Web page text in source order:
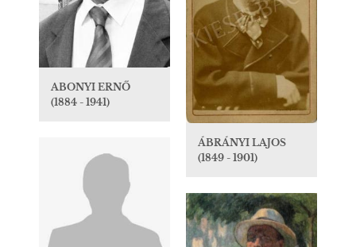
ABONYI ERNŐ
(1884 - 1941)
ÁBRÁNYI LAJOS
(1849 - 1901)